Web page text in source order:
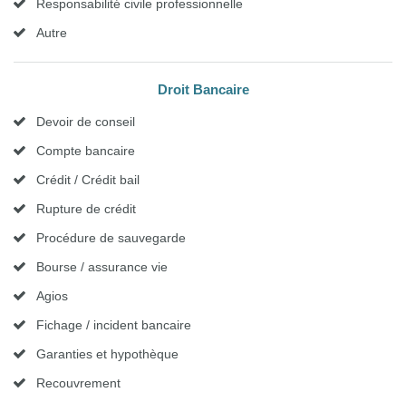
Responsabilité civile professionnelle
Autre
Droit Bancaire
Devoir de conseil
Compte bancaire
Crédit / Crédit bail
Rupture de crédit
Procédure de sauvegarde
Bourse / assurance vie
Agios
Fichage / incident bancaire
Garanties et hypothèque
Recouvrement